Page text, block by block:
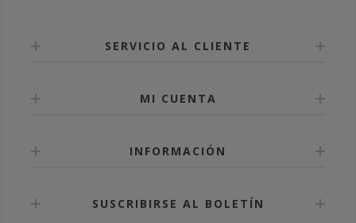
SERVICIO AL CLIENTE
MI CUENTA
INFORMACIÓN
SUSCRIBIRSE AL BOLETÍN